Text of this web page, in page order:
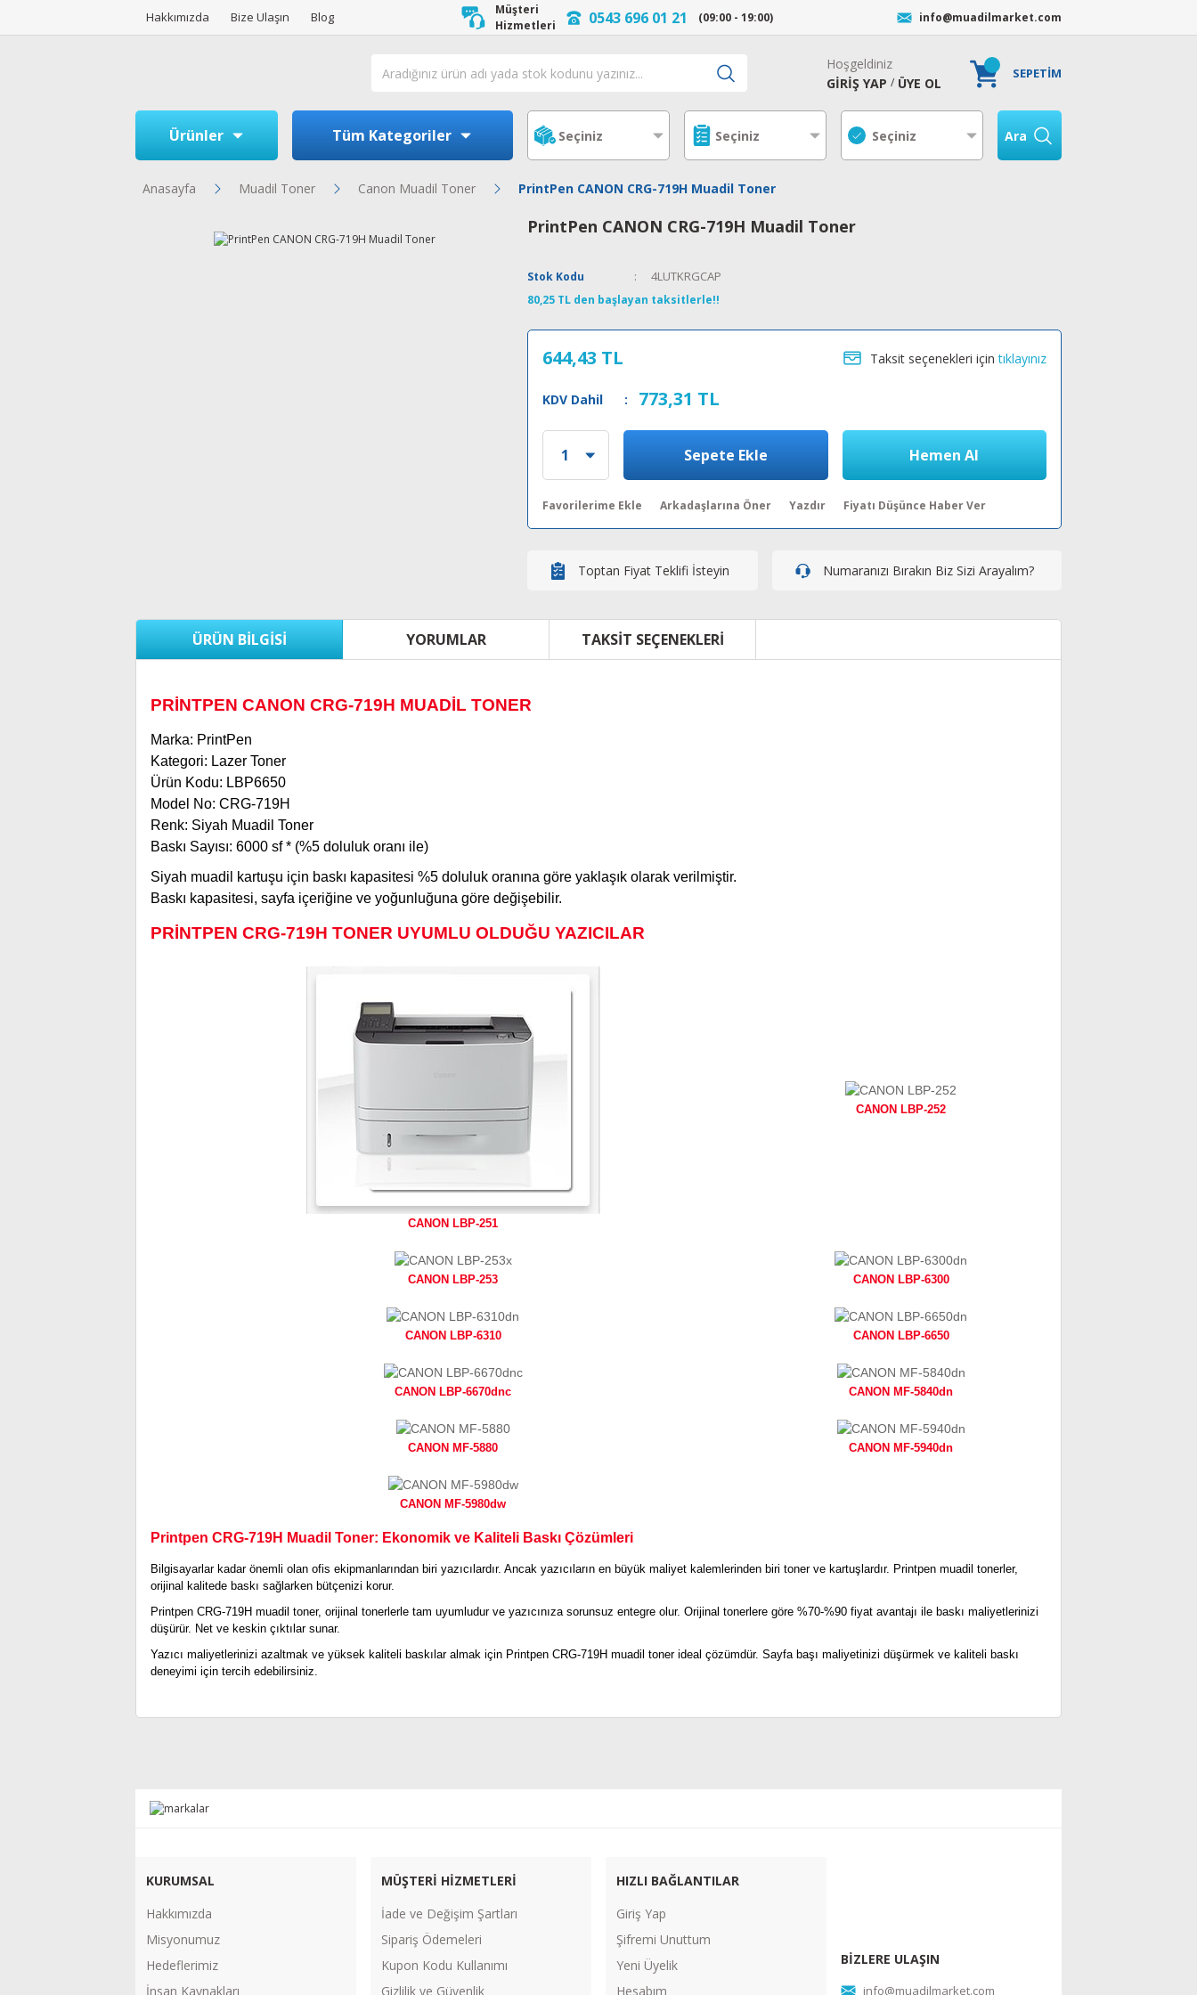
Hakkımızda Bize Ulaşın Blog
Müşteri
Hizmetleri
0543 696 01 21 (09:00 - 19:00) info@muadilmarket.com
Hoşgeldiniz
GİRİŞ YAP / ÜYE OL
SEPETİM
Ürünler Tüm Kategoriler Ara
Anasayfa Muadil Toner Canon Muadil Toner PrintPen CANON CRG-719H Muadil Toner
PrintPen CANON CRG-719H Muadil Toner
Stok Kodu 4LUTKRGCAP
80,25 TL den başlayan taksitlerle!!
644,43 TL Taksit seçenekleri için tıklayınız
KDV Dahil : 773,31 TL
Sepete Ekle Hemen Al
Arkadaşlarına Öner Yazdır Fiyatı Düşünce Haber Ver
Toptan Fiyat Teklifi İsteyin Numaranızı Bırakın Biz Sizi Arayalım?
ÜRÜN BILGISI YORUMLAR TAKSIT SEÇENEKLERI
PRİNTPEN CANON CRG-719H MUADİL TONER
Marka: PrintPen
Kategori: Lazer Toner
Ürün Kodu: LBP6650
Model No: CRG-719H
Renk: Siyah Muadil Toner
Baskı Sayısı: 6000 sf * (%5 doluluk oranı ile)
Siyah muadil kartuşu için baskı kapasitesi %5 doluluk oranına göre yaklaşık olarak verilmiştir.
Baskı kapasitesi, sayfa içeriğine ve yoğunluğuna göre değişebilir.
PRİNTPEN CRG-719H TONER UYUMLU OLDUĞU YAZICILAR
CANON LBP-251
CANON LBP-252
CANON LBP-253 CANON LBP-6300
CANON LBP-6310 CANON LBP-6650
CANON LBP-6670dnc CANON MF-5840dn
CANON MF-5880 CANON MF-5940dn
CANON MF-5980dw
Printpen CRG-719H Muadil Toner: Ekonomik ve Kaliteli Baskı Çözümleri
Bilgisayarlar kadar önemli olan ofis ekipmanlarından biri yazıcılardır. Ancak yazıcıların en büyük maliyet kalemlerinden biri toner ve kartuşlardır. Printpen muadil tonerler,
orijinal kalitede baskı sağlarken bütçenizi korur.
Printpen CRG-719H muadil toner, orijinal tonerlerle tam uyumludur ve yazıcınıza sorunsuz entegre olur. Orijinal tonerlere göre %70-%90 fiyat avantajı ile baskı maliyetlerinizi
düşürür. Net ve keskin çıktılar sunar.
Yazıcı maliyetlerinizi azaltmak ve yüksek kaliteli baskılar almak için Printpen CRG-719H muadil toner ideal çözümdür. Sayfa başı maliyetinizi düşürmek ve kaliteli baskı
deneyimi için tercih edebilirsiniz.
KURUMSAL
Hakkımızda
Misyonumuz
Hedeflerimiz
İnsan Kaynakları
MÜŞTERİ HİZMETLERİ
İade ve Değişim Şartları
Sipariş Ödemeleri
Kupon Kodu Kullanımı
Gizlilik ve Güvenlik
HIZLI BAĞLANTILAR
Giriş Yap
Şifremi Unuttum
Yeni Üyelik
Hesabım
BİZLERE ULAŞIN
info@muadilmarket.com